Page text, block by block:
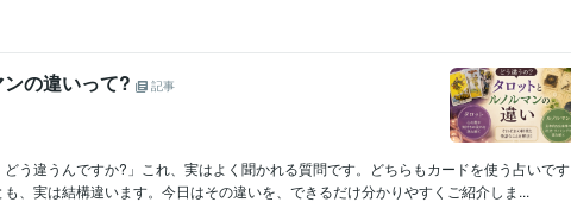
の違いって?
記事
どう違うんですか?」これ、実はよく聞かれる質問です。どちらもカードを使う占いです
、実は結構違います。今日はその違いを、できるだけ分かりやすくご紹介しま...